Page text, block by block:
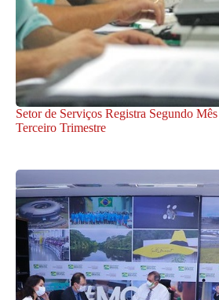
Setor de Serviços Registra Segundo
Terceiro Trimestre